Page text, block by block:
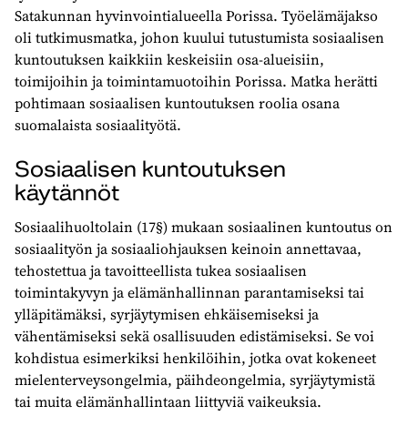
Satakunnan hyvinvointialueella Porissa. Työelämäjakso
oli tutkimusmatka, johon kuului tutustumista sosiaalisen
kuntoutuksen kaikkiin keskeisiin osa-alueisiin,
toimijoihin ja toimintamuotoihin Porissa. Matka herätti
pohtimaan sosiaalisen kuntoutuksen roolia osana
suomalaista sosiaalityötä.
Sosiaalisen kuntoutuksen
käytännöt
Sosiaalihuoltolain (17§) mukaan sosiaalinen kuntoutus on
sosiaalityön ja sosiaaliohjauksen keinoin annettavaa,
tehostettua ja tavoitteellista tukea sosiaalisen
toimintakyvyn ja elämänhallinnan parantamiseksi tai
ylläpitämäksi, syrjäytymisen ehkäisemiseksi ja
vähentämiseksi sekä osallisuuden edistämiseksi. Se voi
kohdistua esimerkiksi henkilöihin, jotka ovat kokeneet
mielenterveysongelmia, päihdeongelmia, syrjäytymistä
tai muita elämänhallintaan liittyviä vaikeuksia.